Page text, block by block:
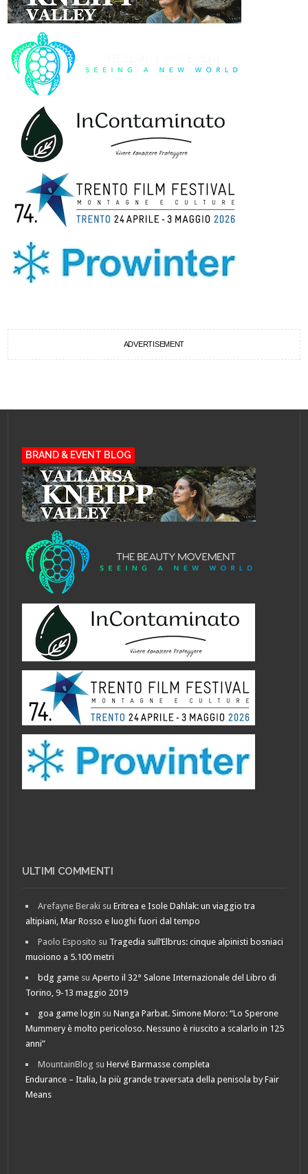
ADVERTISEMENT
BRAND & EVENT BLOG
ULTIMI COMMENTI
Arefayne Beraki suEritrea e Isole Dahlak: un viaggio tra
altipiani, Mar Rosso e luoghi fuori dal tempo
Paolo Esposito su Tragedia sull’Elbrus: cinque alpinisti bosniaci
muoiono a 5.100 metri
bdg game suAperto il 32° Salone Internazionale del Libro di
Torino, 9-13 maggio 2019
goa game login suNanga Parbat. Simone Moro: “Lo Sperone
Mummery è molto pericoloso. Nessuno è riuscito a scalarlo in 125
anni”
MountainBlog suHervé Barmasse completa
Endurance – Italia, la più grande traversata della penisola by Fair
Means